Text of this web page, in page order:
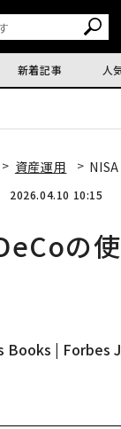
新着記事 人
資産運用
2026.04.10 10:15
の
Books | Forbes